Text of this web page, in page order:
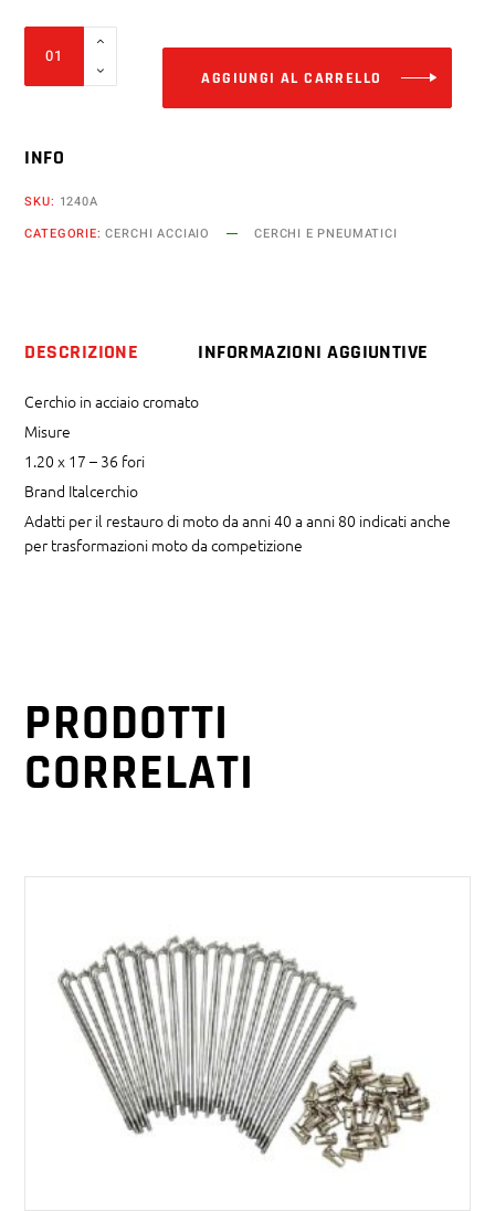
Italcerchio
AGGIUNGI AL CARRELLO
INFO
SKU: 1240A
CATEGORIE:CERCHI ACCIAIO CERCHI E PNEUMATICI
DESCRIZIONE INFORMAZIONI AGGIUNTIVE
Cerchio in acciaio cromato
Misure
1.20 x 17 – 36 fori
Brand Italcerchio
Adatti per il restauro di moto da anni 40 a anni 80 indicati anche
per trasformazioni moto da competizione
PRODOTTI
CORRELATI
AGGIUNGI AL CARRELLO